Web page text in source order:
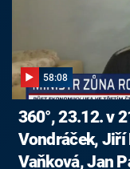
58:08
360°, 23.12. v
Vondráček,
Vaňková, Jan